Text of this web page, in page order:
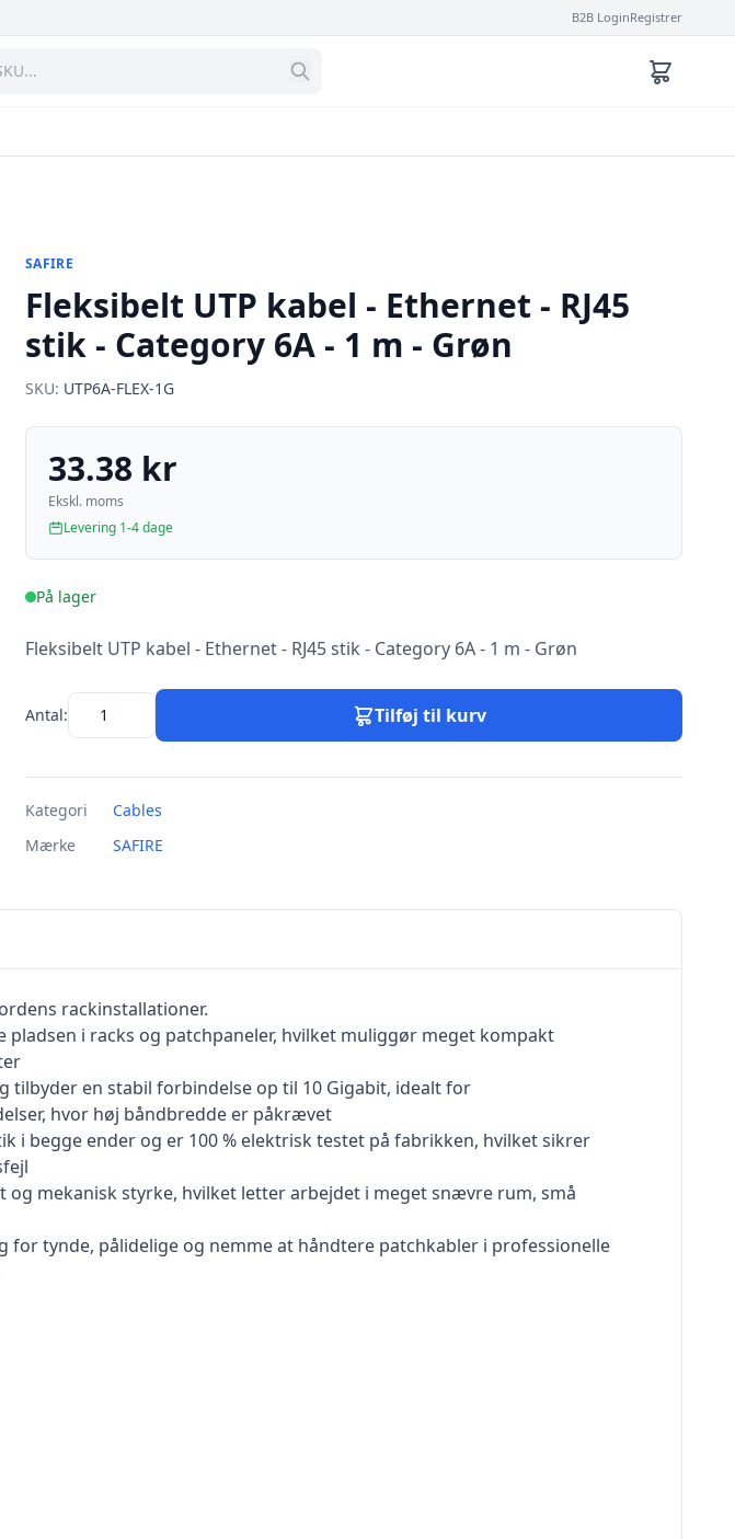
B2B LoginRegistrer
SAFIRE
Fleksibelt UTP kabel - Ethernet - RJ45
stik - Category 6A - 1 m - Grøn
SKU: UTP6A-FLEX-1G
33.38 kr
Ekskl. moms
Levering 1-4 dage
På lager
Fleksibelt UTP kabel - Ethernet - RJ45 stik - Category 6A - 1 m - Grøn
Antal: Tilføj til kurv
Kategori
Cables
Mærke
SAFIRE
rackinstallationer.
i racks og patchpaneler, hvilket muliggør meget kompakt
tilbyder en stabil forbindelse op til 10 Gigabit, idealt for
hvor høj båndbredde er påkrævet
i begge ender og er 100 % elektrisk testet på fabrikken, hvilket sikrer
og mekanisk styrke, hvilket letter arbejdet i meget snævre rum, små
tynde, pålidelige og nemme at håndtere patchkabler i professionelle